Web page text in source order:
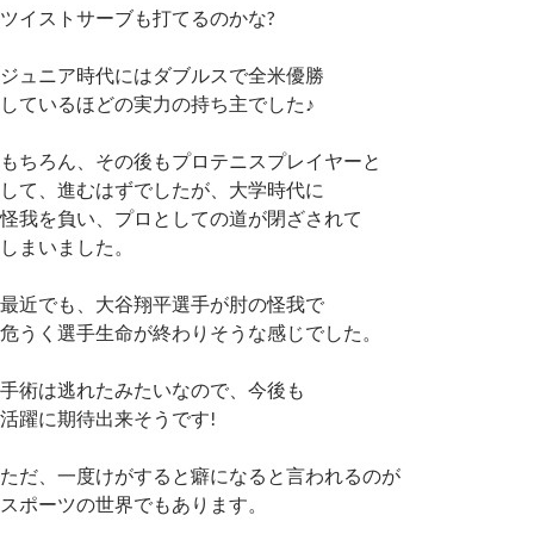
ツイストサーブも打てるのかな?
ジュニア時代にはダブルスで全米優勝
しているほどの実力の持ち主でした♪
もちろん、その後もプロテニスプレイヤーと
して、進むはずでしたが、大学時代に
怪我を負い、プロとしての道が閉ざされて
しまいました。
最近でも、大谷翔平選手が肘の怪我で
危うく選手生命が終わりそうな感じでした。
手術は逃れたみたいなので、今後も
活躍に期待出来そうです!
ただ、一度けがすると癖になると言われるのが
スポーツの世界でもあります。